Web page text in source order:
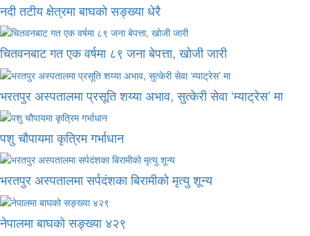
नदी तटीय क्षेत्रमा बाघको सङ्ख्या धेरै
चितवनबाट गत एक वर्षमा ८९ जना बेपत्ता, खोजी जारी
भरतपुर अस्पतालमा प्रसूति शय्या अभाव, सुत्केरी सेवा ‘म्याट्रेस’ मा
पशु चौपायमा कृत्रिम गर्भाधान
भरतपुर अस्पतालमा सर्पदंशका बिरामीको मृत्यु शून्य
नेपालमा बाघको सङ्ख्या ४२९